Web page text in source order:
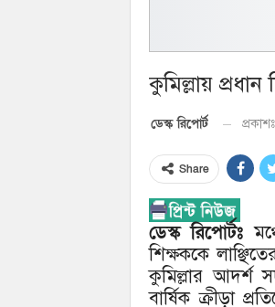
কুমিল্লায় প্রধান
ডেস্ক রিপোর্ট প্রকাশঃ
Share
ডেস্ক রিপোর্টঃ
শিক্ষককে
কুমিল্লার আদর্শ
বার্ষিক ক্রীড়া